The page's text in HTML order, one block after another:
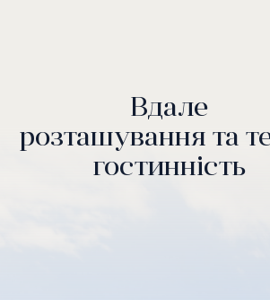
Вдале
розташування та
гостинність